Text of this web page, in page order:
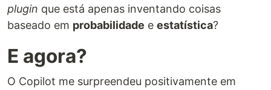
plugin que está apenas inventando coisas
baseado em probabilidade e estatística?
E agora?
O Copilot me surpreendeu positivamente em